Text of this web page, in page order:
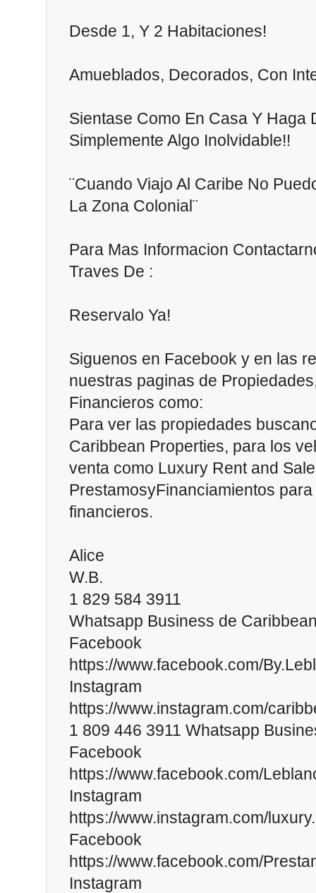
Desde 1, Y 2 Habitaciones!
Amueblados, Decorados, Con
Sientase Como En Casa Y Haga
Simplemente Algo Inolvidable!!
¨Cuando Viajo Al Caribe No
La Zona Colonial¨
Para Mas Informacion
Traves De :
Reservalo Ya!
Siguenos en Facebook y en las
nuestras paginas de
Financieros como:
Para ver las propiedades
Caribbean Properties, para los
venta como Luxury Rent and
PrestamosyFinanciamientos
financieros.
Alice
W.B.
1 829 584 3911
Whatsapp Business de
Facebook
https://www.facebook.com/
Instagram
https://www.instagram.com/
1 809 446 3911 Whatsapp
Facebook
https://www.facebook.com/
Instagram
https://www.instagram.com/
Facebook
https://www.facebook.com/
Instagram